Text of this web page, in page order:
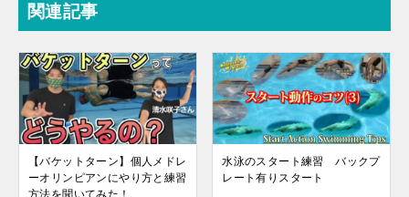
関連記事
【バケットターン】個人メドレ
ーオリンピアンにやり方と練習
方法を聞いてみた！
水泳のスタート練習 バックプ
レート有りスタート